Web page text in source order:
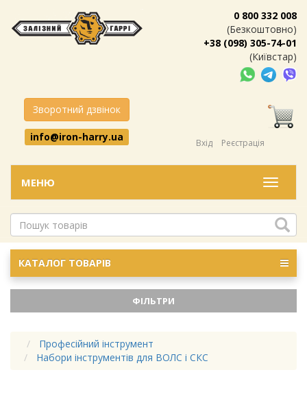
0 800 332 008
(Безкоштовно)
+38 (098) 305-74-01
(Київстар)
Зворотний дзвінок
info@iron-harry.ua
Вхід Реєстрація
Меню
МЕНЮ
КАТАЛОГ ТОВАРІВ
ФІЛЬТРИ
Професійний інструмент
Набори інструментів для ВОЛС і СКС